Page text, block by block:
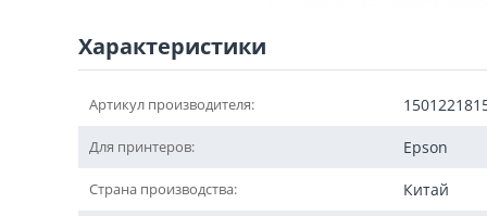
Характеристики
Артикул производителя:
Для принтеров: Epson
Страна производства: Китай